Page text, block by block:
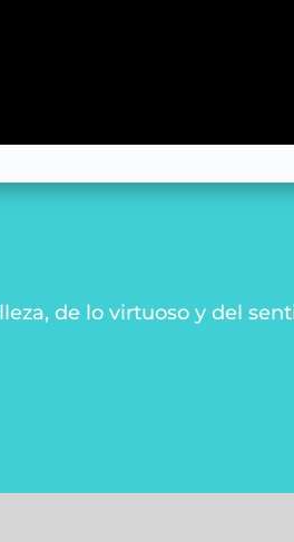
de lo virtuoso y del